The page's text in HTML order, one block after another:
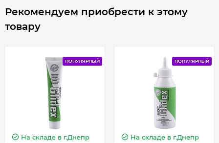
Рекомендуем приобрести к этому
товару
ПОПУЛЯРНЫЙ
На складе в г.Днепр
ПОПУЛЯРНЫЙ
На складе в г.Днепр